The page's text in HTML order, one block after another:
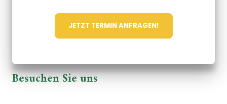
Besuchen Sie uns